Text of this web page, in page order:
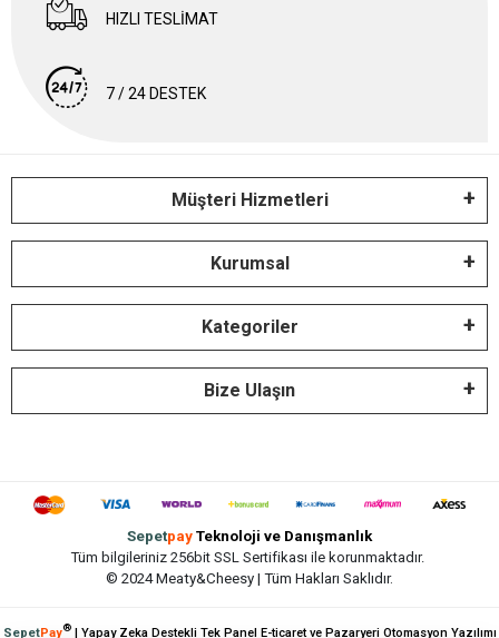
HIZLI TESLİMAT
7 / 24 DESTEK
Müşteri Hizmetleri
Kurumsal
Kategoriler
Bize Ulaşın
Sepetpay Teknoloji ve Danışmanlık
Tüm bilgileriniz 256bit SSL Sertifikası ile korunmaktadır.
© 2024 Meaty&Cheesy | Tüm Hakları Saklıdır.
®